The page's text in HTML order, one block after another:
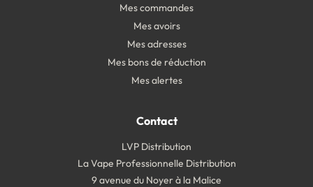
Mes commandes
Mes avoirs
Mes adresses
Mes bons de réduction
Mes alertes
Contact
LVP Distribution
La Vape Professionnelle Distribution
9 avenue du Noyer à la Malice